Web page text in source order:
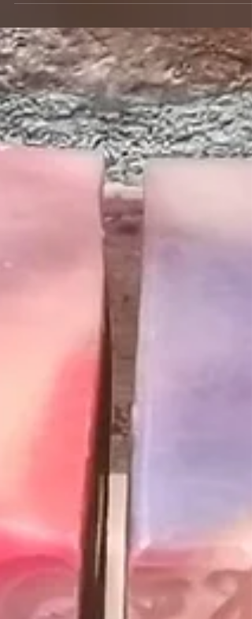
アールグレイ 完売